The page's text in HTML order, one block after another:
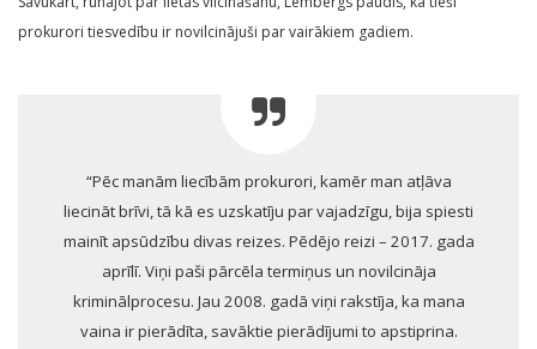
prokurori tiesvedību ir novilcinājuši par vairākiem gadiem.
“Pēc manām liecībām prokurori, kamēr man atļāva
liecināt brīvi, tā kā es uzskatīju par vajadzīgu, bija spiesti
mainīt apsūdzību divas reizes. Pēdējo reizi – 2017. gada
aprīlī. Viņi paši pārcēla termiņus un novilcināja
kriminālprocesu. Jau 2008. gadā viņi rakstīja, ka mana
vaina ir pierādīta, savāktie pierādījumi to apstiprina.